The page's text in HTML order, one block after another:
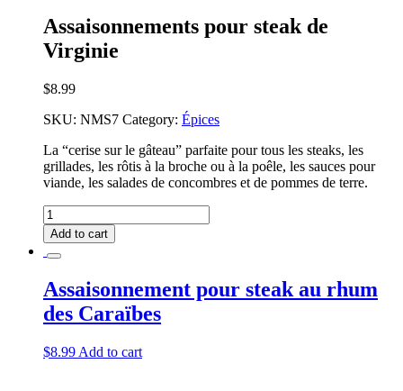
Assaisonnements pour steak de
Virginie
$8.99
SKU: NMS7 Category: Épices
La “cerise sur le gâteau” parfaite pour tous les steaks, les
grillades, les rôtis à la broche ou à la poêle, les sauces pour
viande, les salades de concombres et de pommes de terre.
Assaisonnements
pour
steak
de
quantity
Add to cart
Assaisonnement pour steak au rhum
des Caraïbes
$8.99 Add to cart